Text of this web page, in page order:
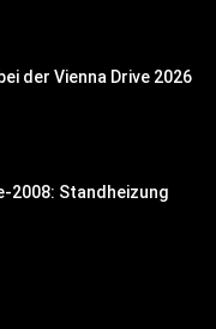
der Vienna Drive 2026
2008: Standheizung